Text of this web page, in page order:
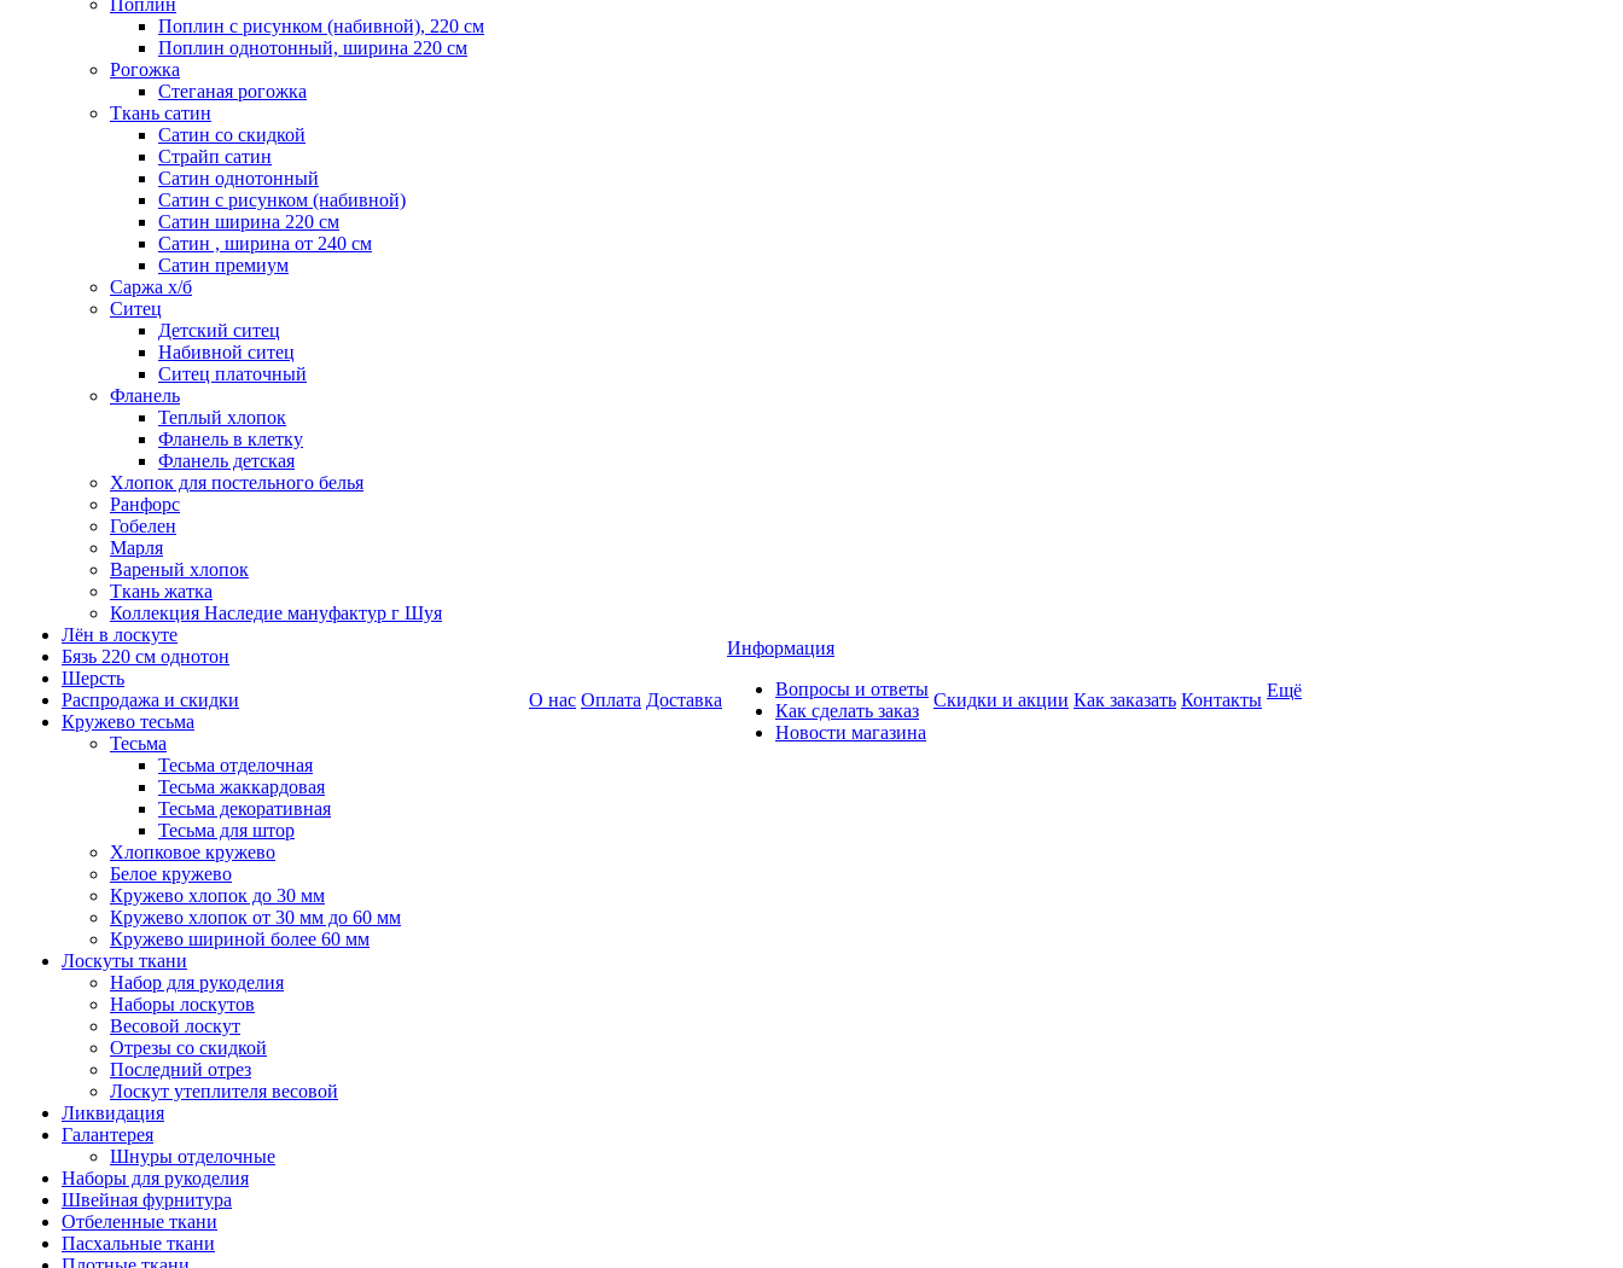
Поплин
Поплин с рисунком (набивной), 220 см
Поплин однотонный, ширина 220 см
Рогожка
Стеганая рогожка
Ткань сатин
Сатин со скидкой
Страйп сатин
Сатин однотонный
Сатин с рисунком (набивной)
Сатин ширина 220 см
Сатин , ширина от 240 см
Сатин премиум
Саржа х/б
Ситец
Детский ситец
Набивной ситец
Ситец платочный
Фланель
Теплый хлопок
Фланель в клетку
Фланель детская
Хлопок для постельного белья
Ранфорс
Гобелен
Марля
Вареный хлопок
Ткань жатка
Коллекция Наследие мануфактур г Шуя
Лён в лоскуте
Бязь 220 см однотон
Шерсть
Распродажа и скидки
Кружево тесьма
Тесьма
Тесьма отделочная
Тесьма жаккардовая
Тесьма декоративная
Тесьма для штор
Хлопковое кружево
Белое кружево
Кружево хлопок до 30 мм
Кружево хлопок от 30 мм до 60 мм
Кружево шириной более 60 мм
Лоскуты ткани
Набор для рукоделия
Наборы лоскутов
Весовой лоскут
Отрезы со скидкой
Последний отрез
Лоскут утеплителя весовой
Ликвидация
Галантерея
Шнуры отделочные
Наборы для рукоделия
Швейная фурнитура
Отбеленные ткани
Пасхальные ткани
О нас Оплата Доставка
Информация
Вопросы и ответы
Как сделать заказ
Новости магазина
Скидки и акции Как заказать Контакты Ещё